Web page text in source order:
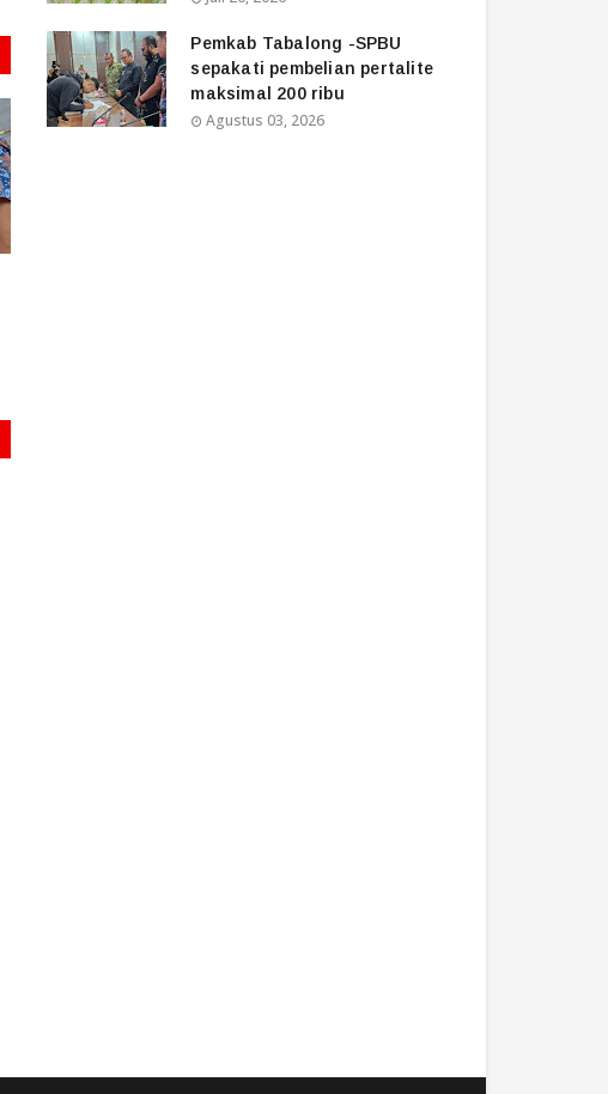
Pemkab Tabalong -SPBU
sepakati pembelian pertalite
maksimal 200 ribu
Agustus 03, 2026